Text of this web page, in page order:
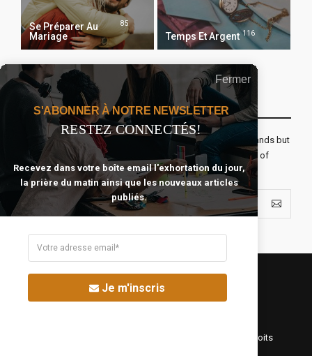
Se Préparer Au
Mariage
85
Temps Et Argent 116
Recevoir Notre Newsletter Chaque Matin
The real voyage of discovery consists not in seeking new lands but
seeing with new eyes. All journeys have secret destinations of
which the traveler is unaware.
©Fréquence Chrétienne Production 2016-2025. Tous droits
Fermer
S'ABONNER À NOTRE NEWSLETTER
RESTEZ CONNECTÉS!
Recevez dans votre boîte email l'exhortation du jour,
la prière du matin ainsi que les nouveaux articles
publiés.
Je m'inscris